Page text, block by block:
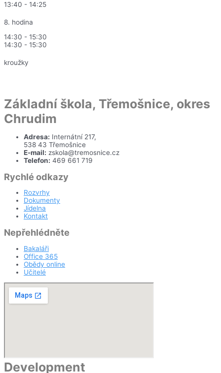
13:40 - 14:25
8. hodina
14:30 - 15:30
14:30 - 15:30
kroužky
Základní škola, Třemošnice, okres
Chrudim
Adresa: Internátní 217,
538 43 Třemošnice
E-mail: zskola@tremosnice.cz
Telefon: 469 661 719
Rychlé odkazy
Rozvrhy
Dokumenty
Jídelna
Kontakt
Nepřehlédněte
Bakaláři
Office 365
Obědy online
Učitelé
Development